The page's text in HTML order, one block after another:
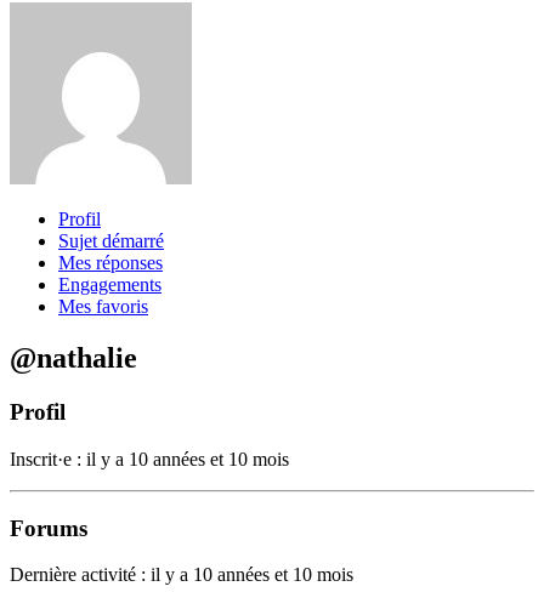
Profil
Sujet démarré
Mes réponses
Engagements
Mes favoris
@nathalie
Profil
Inscrit·e : il y a 10 années et 10 mois
Forums
Dernière activité : il y a 10 années et 10 mois